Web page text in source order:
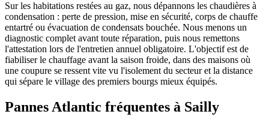
Sur les habitations restées au gaz, nous dépannons les chaudières à
condensation : perte de pression, mise en sécurité, corps de chauffe
entartré ou évacuation de condensats bouchée. Nous menons un
diagnostic complet avant toute réparation, puis nous remettons
l'attestation lors de l'entretien annuel obligatoire. L'objectif est de
fiabiliser le chauffage avant la saison froide, dans des maisons où
une coupure se ressent vite vu l'isolement du secteur et la distance
qui sépare le village des premiers bourgs mieux équipés.
Pannes Atlantic fréquentes à Sailly